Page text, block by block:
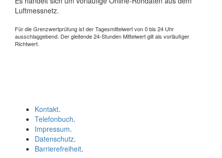
Luftmessnetz.
Für die Grenzwertprüfung ist der Tagesmittelwert von 0 bis 24 Uhr
ausschlaggebend. Der gleitende 24-Stunden Mittelwert gilt als vorläufiger
Richtwert.
Kontakt.
Telefonbuch.
Impressum.
Datenschutz.
Barrierefreiheit.